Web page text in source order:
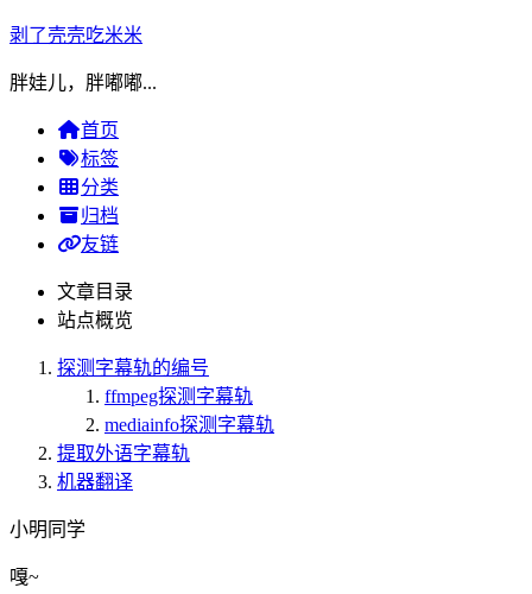
剥了壳壳吃米米
胖娃儿，胖嘟嘟...
首页
标签
分类
归档
友链
文章目录
站点概览
探测字幕轨的编号
ffmpeg探测字幕轨
mediainfo探测字幕轨
提取外语字幕轨
机器翻译
小明同学
嘎~